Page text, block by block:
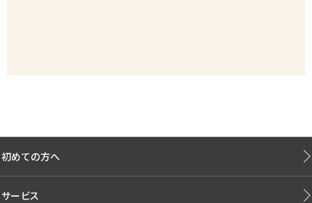
初めての方へ
サービス